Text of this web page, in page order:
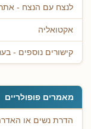
לנצח עם הנצח -
אקטואליה
קישורים נוספים -
מאמרים פופולריים
הדרת נשים או